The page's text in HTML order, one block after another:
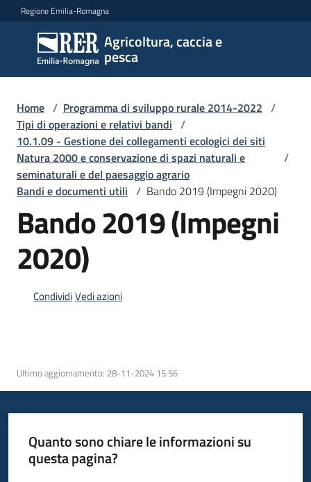
Vai al contenuto
Vai alla navigazione
Vai al footer
Regione Emilia-Romagna
Agricoltura, caccia e
pesca
Agricoltura,
caccia e
pesca
Argomenti
Novità
Servizi
Leggi
atti
programmi
progetti
Home / Programma di sviluppo rurale 2014-2022 /
Tipi di operazioni e relativi bandi /
10.1.09 - Gestione dei collegamenti ecologici dei siti
Natura 2000 e conservazione di spazi naturali e
seminaturali e del paesaggio agrario
/
Bandi e documenti utili / Bando 2019 (Impegni 2020)
Bando 2019 (Impegni
2020)
CondividiVedi azioni
Ultimo aggiornamento: 28-11-2024 15:56
Quanto sono chiare le informazioni su
questa pagina?